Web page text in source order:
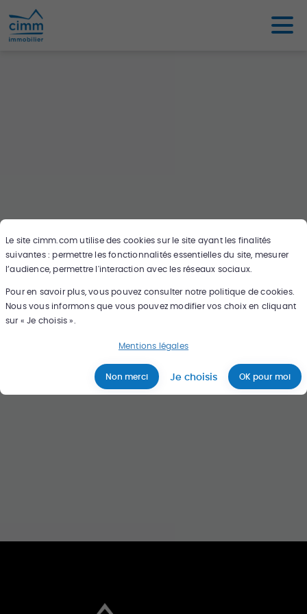
Le site cimm.comutilise des cookies sur le site ayant les finalités
suivantes : permettre les fonctionnalités essentielles du site, mesurer
l’audience, permettre l'interaction avec les réseaux sociaux.
Pour en savoir plus, vous pouvez consulter notre politique de cookies.
Nous vous informons que vous pouvez modifier vos choix en cliquant
sur « Je choisis ».
Mentions légales
Non merci Je choisis OK pour moi
Oups ce bien n'existe pas ou plus,
cherchez en un autre sur notre carte !